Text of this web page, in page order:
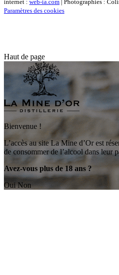
internet : web-ia.com | Photographies :
Paramètres des cookies
Haut de page
Bienvenue !
L’accès au site La Mine d’Or est
de consommer de l’alcool dans leur
Avez-vous plus de 18 ans ?
Oui Non